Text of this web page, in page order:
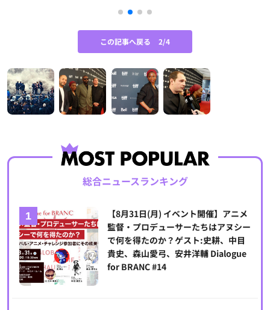
この記事へ戻る 2/4
総合ニュースランキング
【8月31日(月) イベント開催】アニメ
監督・プロデューサーたちはアヌシー
で何を得たのか？ゲスト:史耕、中目
貴史、森山愛弓、安井洋輔 Dialogue
for BRANC #14